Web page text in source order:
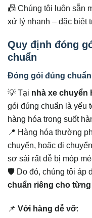
📠 Chúng tôi luôn sẵn
xử lý nhanh – đặc biệt
Quy định đóng
chuẩn
Đóng gói đúng
💡 Tại nhà xe chuyển
gói đúng chuẩn là yếu
hàng hóa trong suốt
📍 Hàng hóa thường
chuyển, hoặc di
sơ sài rất dễ bị móp
🛡️ Do đó, chúng tôi áp
chuẩn riêng cho
📌 Với hàng dễ vỡ: